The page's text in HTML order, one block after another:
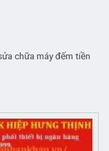
chữa máy đếm tiền